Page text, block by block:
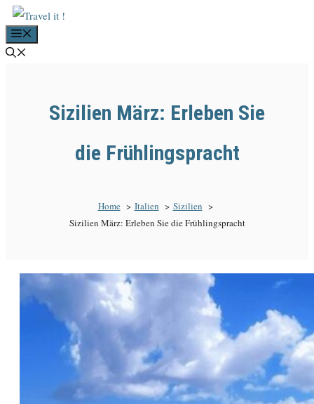
Zum
Inhalt
springen
Sizilien März: Erleben Sie
die Frühlingspracht
Home Italien
Sizilien
Sizilien März: Erleben Sie die Frühlingspracht